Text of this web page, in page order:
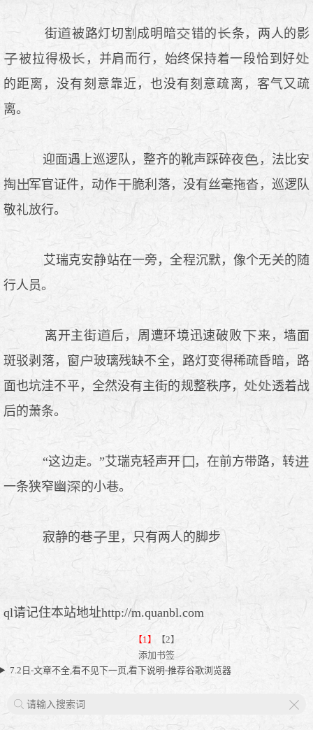
街 被路灯切割成明暗 错的
条，两人的影
被拉得极
，并肩而行，始终保持着一段恰到好
的距离，没有刻意靠近，也没有刻意疏离，客气又疏
离。
迎面遇上巡逻队，整齐的靴声踩碎夜
，法比安
掏
军官证件，动作
脆利落，没有丝毫拖沓，巡逻队
敬礼放行。
艾瑞克安静站在一旁，全程沉默，像个无关的随
行人员。
离开主街 后，周遭环境迅速破败
来，墙面
斑驳剥落，窗
玻璃残缺不全，路灯变得稀疏昏暗，路
面也坑洼不平，全然没有主街的规整秩序，
透着战
后的萧条。
“这边走。”艾瑞克轻声开
，在前方带路，转
一条狭窄幽
的小巷。
寂静的巷 里，只有两人的脚步
ql请记住本站地址http://m.quanbl.com
【1】
【2】
添加书签
7.2日-文章不全,看不见下一页,看下说明-推荐谷歌浏览器